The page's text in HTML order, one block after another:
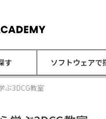
す ソフトウェアで
ぶ3DCG教室